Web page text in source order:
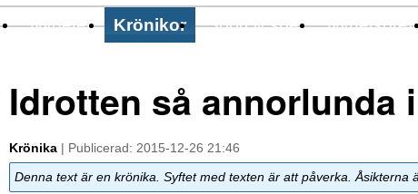
Nyheter Krönikor Sport & spel Nyhetsbrev
Idrotten så annorlunda
Krönika | Publicerad: 2015-12-26 21:46
Denna text är en krönika. Syftet med texten är att påverka. Åsikterna